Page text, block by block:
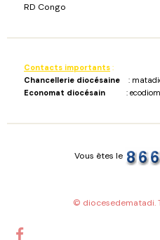
RD Congo
Contacts importants :
Chancellerie diocésaine :
Economat diocésain :
Vous êtes le
© diocesedematadi.